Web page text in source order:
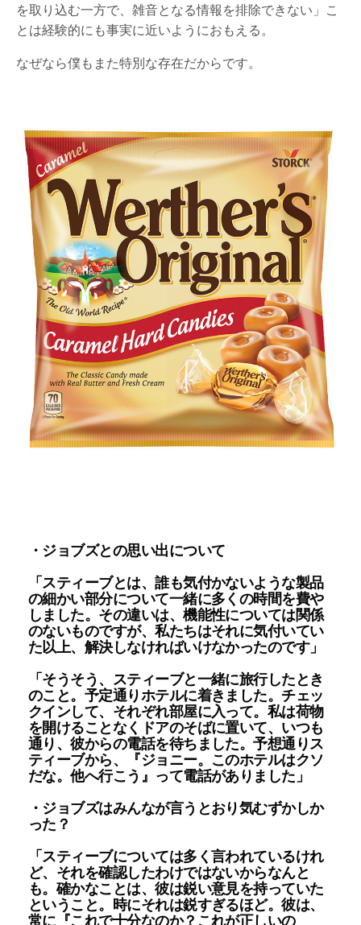
を取り込む一方で、雑音となる情報を排除できない」こ
とは経験的にも事実に近いようにおもえる。
なぜなら僕もまた特別な存在だからです。
・ジョブズとの思い出について
「スティーブとは、誰も気付かないような製品
の細かい部分について一緒に多くの時間を費や
しました。その違いは、機能性については関係
のないものですが、私たちはそれに気付いてい
た以上、解決しなければいけなかったのです」
「そうそう、スティーブと一緒に旅行したとき
のこと。予定通りホテルに着きました。チェッ
クインして、それぞれ部屋に入って。私は荷物
を開けることなくドアのそばに置いて、いつも
通り、彼からの電話を待ちました。予想通りス
ティーブから、『ジョニー。このホテルはクソ
だな。他へ行こう』って電話がありました」
・ジョブズはみんなが言うとおり気むずかしか
った？
「スティーブについては多く言われているけれ
ど、それを確認したわけではないからなんと
も。確かなことは、彼は鋭い意見を持っていた
ということ。時にそれは鋭すぎるほど。彼は、
常に『これで十分なのか？これが正しいの